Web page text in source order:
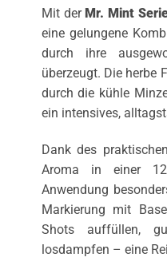
Mit der Mr. Mint
eine gelungene
durch ihre
überzeugt. Die herbe
durch die kühle
ein intensives,
Dank des praktischen
Aroma in einer
Anwendung
Markierung mit
Shots auffüllen,
losdampfen – eine